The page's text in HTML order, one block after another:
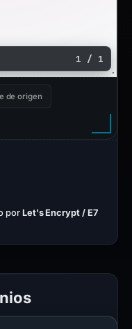
1 / 1
de origen
por Let's Encrypt / E7